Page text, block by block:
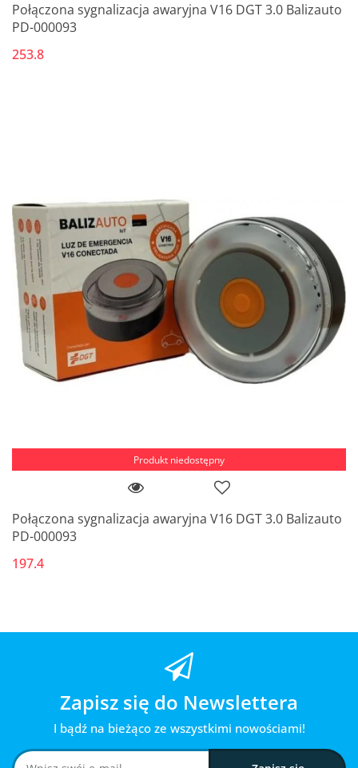
Połączona sygnalizacja awaryjna V16 DGT 3.0 Balizauto
PD-000093
253.8
Produkt niedostępny
Połączona sygnalizacja awaryjna V16 DGT 3.0 Balizauto
PD-000093
197.4
Zapisz się do Newslettera
I bądź na bieżąco ze wszystkimi nowościami!